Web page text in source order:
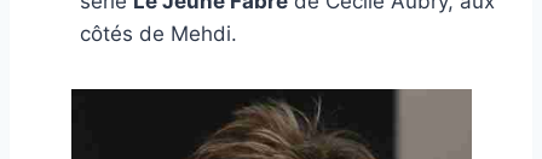
côtés de Mehdi.